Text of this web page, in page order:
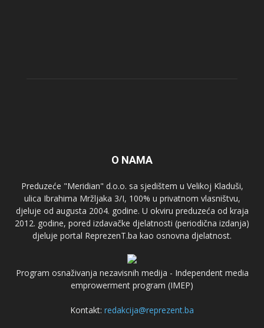
O NAMA
Preduzeće "Meridian" d.o.o. sa sjedištem u Velikoj Kladuši,
ulica Ibrahima Mržljaka 3/I, 100% u privatnom vlasništvu,
djeluje od augusta 2004. godine. U okviru preduzeća od kraja
2012. godine, pored izdavačke djelatnosti (periodična izdanja)
djeluje portal ReprezenT.ba kao osnovna djelatnost.
Program osnaživanja nezavisnih medija - Independent media
emprowerment program (IMEP)
Kontakt: redakcija@reprezent.ba